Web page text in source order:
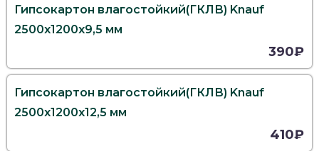
Гипсокартон влагостойкий(ГКЛВ) Knauf
2500х1200х9,5 мм
390₽
Гипсокартон влагостойкий(ГКЛВ) Knauf
2500х1200х12,5 мм
410₽